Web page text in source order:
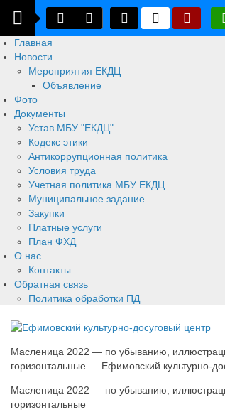
Главная
Новости
Мероприятия ЕКДЦ
Объявление
Фото
Документы
Устав МБУ "ЕКДЦ"
Кодекс этики
Антикоррупционная политика
Условия труда
Учетная политика МБУ ЕКДЦ
Муниципальное задание
Закупки
Платные услуги
План ФХД
О нас
Контакты
Обратная связь
Политика обработки ПД
Масленица 2022 — по убыванию,
горизонтальные — Ефимовский культурно-
Масленица 2022 — по убыванию,
горизонтальные